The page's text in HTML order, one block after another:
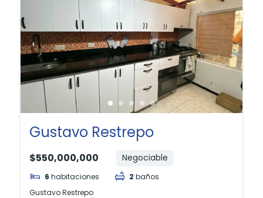
Gustavo Restrepo
$550,000,000 Negociable
6 habitaciones 2 baños
Gustavo Restrepo